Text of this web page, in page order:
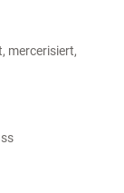
mercerisiert,